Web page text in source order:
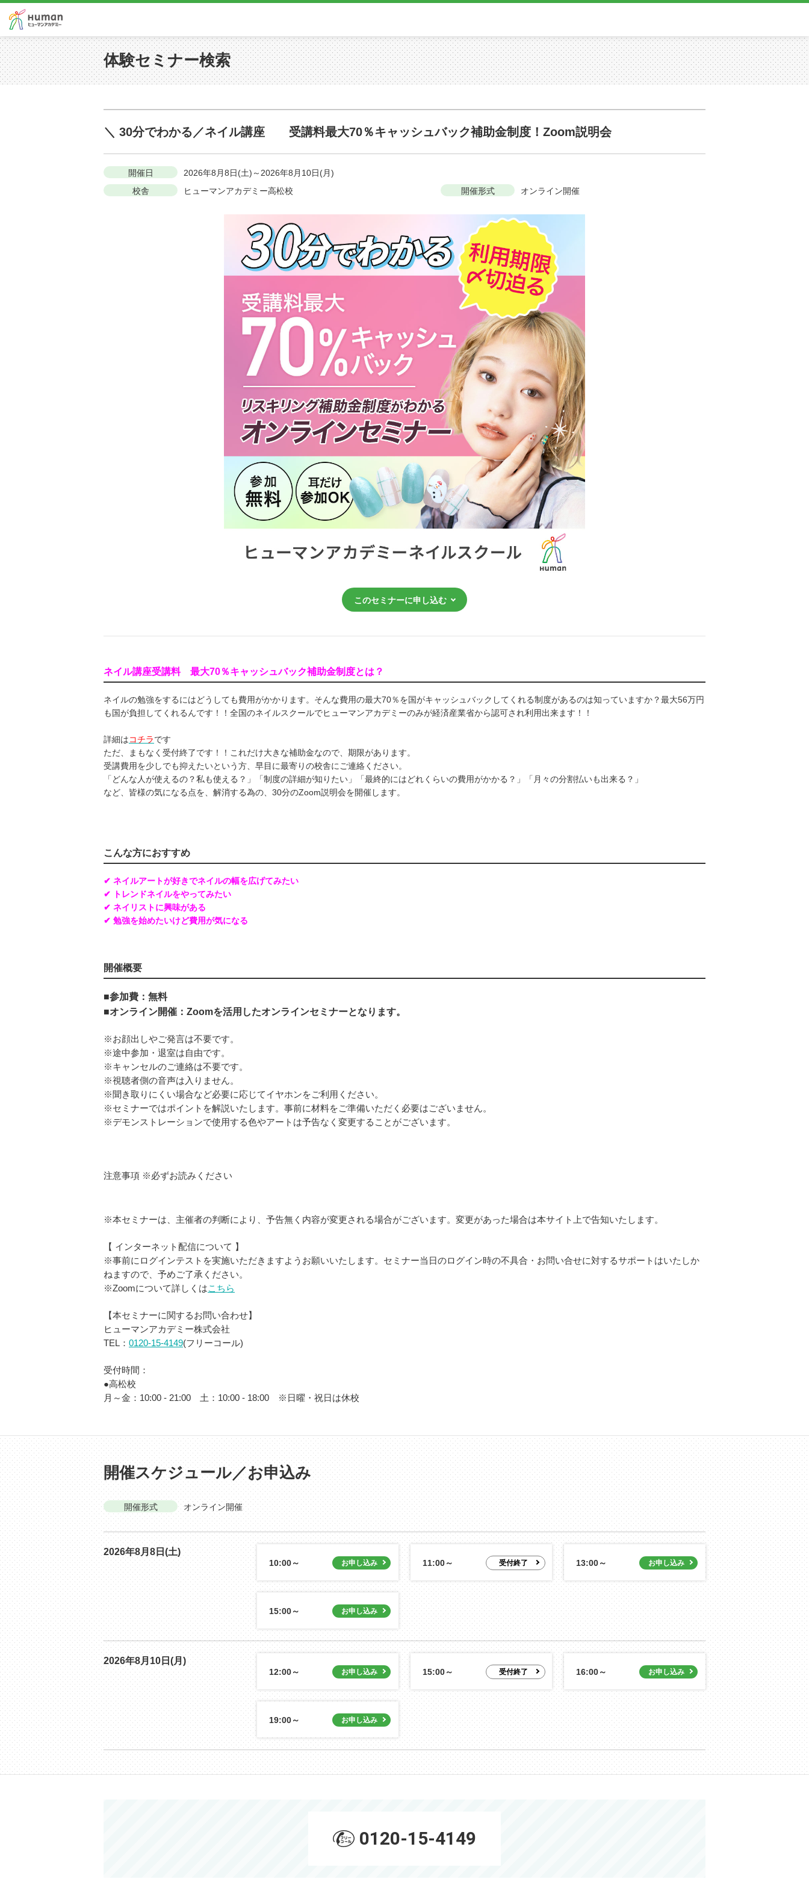
体験セミナー検索
＼ 30分でわかる／ネイル講座 受講料最大70％キャッシュバック補助金制度！Zoom説明会
開催日
2026年8月8日(土)～2026年8月10日(月)
校舎
ヒューマンアカデミー高松校 開催形式 オンライン開催
このセミナーに申し込む
ネイル講座受講料 最大70％キャッシュバック補助金制度とは？
ネイルの勉強をするにはどうしても費用がかかります。そんな費用の最大70％を国がキャッシュバックしてくれる制度があるのは知っていますか？最大56万円
も国が負担してくれるんです！！全国のネイルスクールでヒューマンアカデミーのみが経済産業省から認可され利用出来ます！！
詳細はコチラです
ただ、まもなく受付終了です！！これだけ大きな補助金なので、期限があります。
受講費用を少しでも抑えたいという方、早目に最寄りの校舎にご連絡ください。
「どんな人が使えるの？私も使える？」「制度の詳細が知りたい」「最終的にはどれくらいの費用がかかる？」「月々の分割払いも出来る？」
など、皆様の気になる点を、解消する為の、30分のZoom説明会を開催します。
こんな方におすすめ
✔ ネイルアートが好きでネイルの幅を広げてみたい
✔ トレンドネイルをやってみたい
✔ ネイリストに興味がある
✔ 勉強を始めたいけど費用が気になる
開催概要
■参加費：無料
■オンライン開催：Zoomを活用したオンラインセミナーとなります。
※お顔出しやご発言は不要です。
※途中参加・退室は自由です。
※キャンセルのご連絡は不要です。
※視聴者側の音声は入りません。
※聞き取りにくい場合など必要に応じてイヤホンをご利用ください。
※セミナーではポイントを解説いたします。事前に材料をご準備いただく必要はございません。
※デモンストレーションで使用する色やアートは予告なく変更することがございます。
注意事項 ※必ずお読みください
※本セミナーは、主催者の判断により、予告無く内容が変更される場合がございます。変更があった場合は本サイト上で告知いたします。
【 インターネット配信について 】
※事前にログインテストを実施いただきますようお願いいたします。セミナー当日のログイン時の不具合・お問い合せに対するサポートはいたしか
ねますので、予めご了承ください。
※Zoomについて詳しくはこちら
【本セミナーに関するお問い合わせ】
ヒューマンアカデミー株式会社
TEL： 0120-15-4149(フリーコール)
受付時間：
●高松校
月～金：10:00 - 21:00 土：10:00 - 18:00 ※日曜・祝日は休校
開催スケジュール／お申込み
開催形式 オンライン開催
2026年8月8日(土)
10:00～ 11:00～ 13:00～
15:00～
2026年8月10日(月)
12:00～ 15:00～ 16:00～
19:00～
0120-15-4149